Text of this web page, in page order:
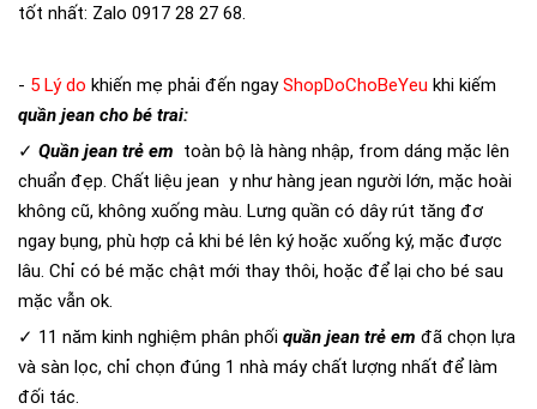
tốt nhất: Zalo 0917 28 27 68.
- 5 Lý do khiến mẹ phải đến ngayShopDoChoBeYeu khi kiếm
quần jean cho bé trai:
✓ Quần jean trẻ em toàn bộ là hàng nhập, from dáng mặc lên
chuẩn đẹp. Chất liệu jean y như hàng jean người lớn, mặc hoài
không cũ, không xuống màu. Lưng quần có dây rút tăng đơ
ngay bụng, phù hợp cả khi bé lên ký hoặc xuống ký, mặc được
lâu. Chỉ có bé mặc chật mới thay thôi, hoặc để lại cho bé sau
mặc vẫn ok.
✓ 11 năm kinh nghiệm phân phối quần jean trẻ em đã chọn lựa
và sàn lọc, chỉ chọn đúng 1 nhà máy chất lượng nhất để làm
đối tác.